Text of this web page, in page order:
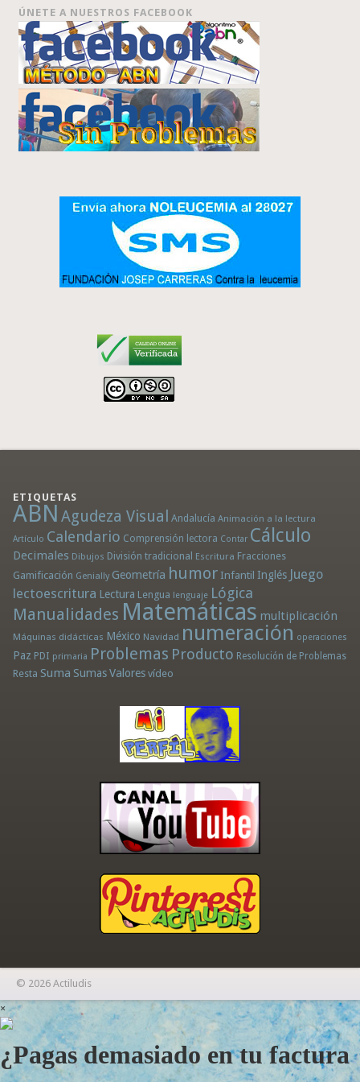
ÚNETE A NUESTROS FACEBOOK
ETIQUETAS
ABN Agudeza Visual Andalucía Animación a la lectura
Artículo Calendario Comprensión lectora Contar Cálculo
Decimales Dibujos División tradicional Escritura Fracciones
Gamificación Genially Geometría humor Infantil Inglés Juego
lectoescritura Lectura Lengua lenguaje Lógica
Manualidades Matemáticas multiplicación
Máquinas didácticas México Navidad numeración operaciones
Paz PDI primaria Problemas Producto Resolución de Problemas
Resta Suma Sumas Valores vídeo
© 2026 Actiludis
×
¿Pagas demasiado en tu factura